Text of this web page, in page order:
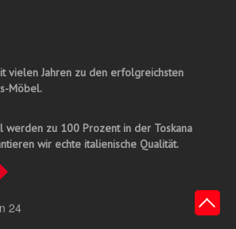
vielen Jahren zu den erfolgreichsten
Möbel.
werden zu 100 Prozent in der Toskana
wir echte italienische Qualität.
24